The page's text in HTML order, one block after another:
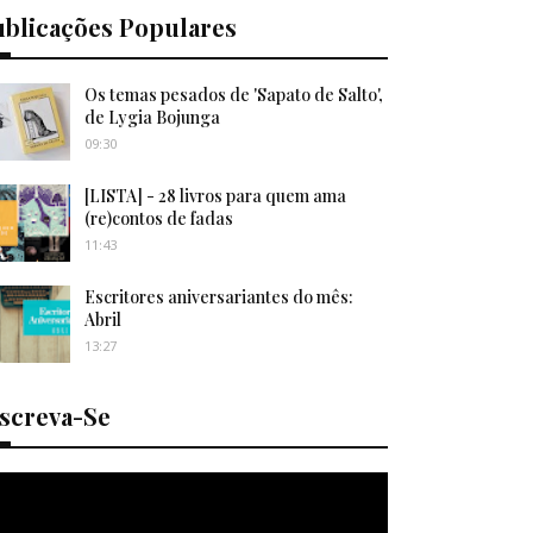
Populares
Os temas pesados de 'Sapato de Salto',
de Lygia Bojunga
09:30
[LISTA] - 28 livros para quem ama
(re)contos de fadas
11:43
Escritores aniversariantes do mês:
Abril
13:27
Se